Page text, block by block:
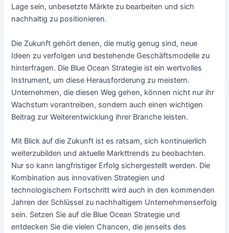
Lage sein, unbesetzte Märkte zu bearbeiten und sich
nachhaltig zu positionieren.
Die Zukunft gehört denen, die mutig genug sind, neue
Ideen zu verfolgen und bestehende Geschäftsmodelle zu
hinterfragen. Die Blue Ocean Strategie ist ein wertvolles
Instrument, um diese Herausforderung zu meistern.
Unternehmen, die diesen Weg gehen, können nicht nur ihr
Wachstum vorantreiben, sondern auch einen wichtigen
Beitrag zur Weiterentwicklung ihrer Branche leisten.
Mit Blick auf die Zukunft ist es ratsam, sich kontinuierlich
weiterzubilden und aktuelle Markttrends zu beobachten.
Nur so kann langfristiger Erfolg sichergestellt werden. Die
Kombination aus innovativen Strategien und
technologischem Fortschritt wird auch in den kommenden
Jahren der Schlüssel zu nachhaltigem Unternehmenserfolg
sein. Setzen Sie auf die Blue Ocean Strategie und
entdecken Sie die vielen Chancen, die jenseits des